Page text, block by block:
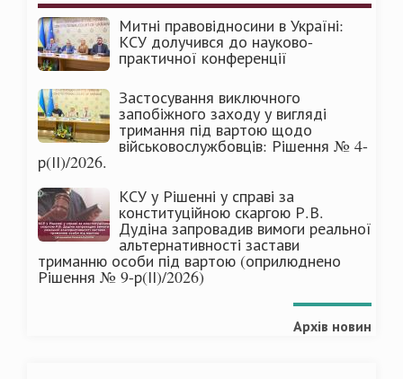
Митні правовідносини в Україні:
КСУ долучився до науково-
практичної конференції
Застосування виключного
запобіжного заходу у вигляді
тримання під вартою щодо
військовослужбовців: Рішення № 4-
р(ІІ)/2026.
КСУ у Рішенні у справі за
конституційною скаргою Р.В.
Дудіна запровадив вимоги реальної
альтернативності застави
триманню особи під вартою (оприлюднено
Рішення № 9-р(ІІ)/2026)
Архів новин